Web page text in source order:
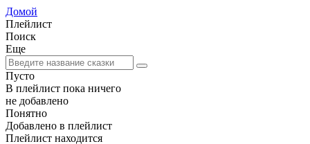
Домой
Плейлист
Поиск
Еще
Пусто
В плейлист пока ничего
не добавлено
Понятно
Добавлено в плейлист
Плейлист находится